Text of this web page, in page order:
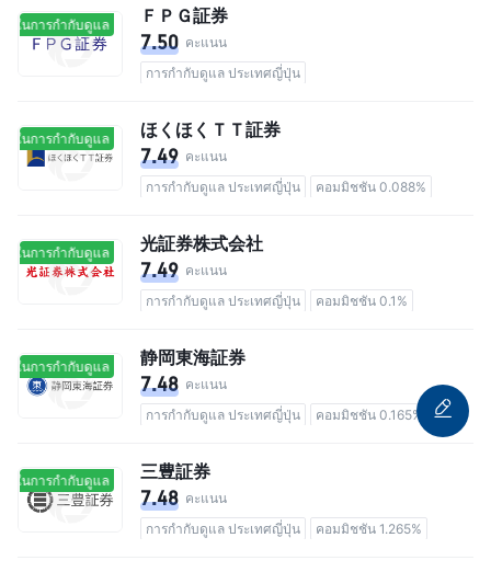
ในการกำกับดูแล อยู่ในการกำกับดูแล
ＦＰＧ証券
7.50 คะแนน
การกำกับดูแล ประเทศญี่ปุ่น
ในการกำกับดูแล อยู่ในการกำกับดูแล
ほくほくＴＴ証券
7.49 คะแนน
การกำกับดูแล ประเทศญี่ปุ่น
คอมมิชชัน 0.088%
ในการกำกับดูแล อยู่ในการกำกับดูแล
光証券株式会社
7.49 คะแนน
การกำกับดูแล ประเทศญี่ปุ่น
คอมมิชชัน 0.1%
ในการกำกับดูแล อยู่ในการกำกับดูแล
静岡東海証券
7.48 คะแนน
การกำกับดูแล ประเทศญี่ปุ่น
คอมมิชชัน 0.165%
ในการกำกับดูแล อยู่ในการกำกับดูแล
三豊証券
7.48 คะแนน
การกำกับดูแล ประเทศญี่ปุ่น
คอมมิชชัน 1.265%